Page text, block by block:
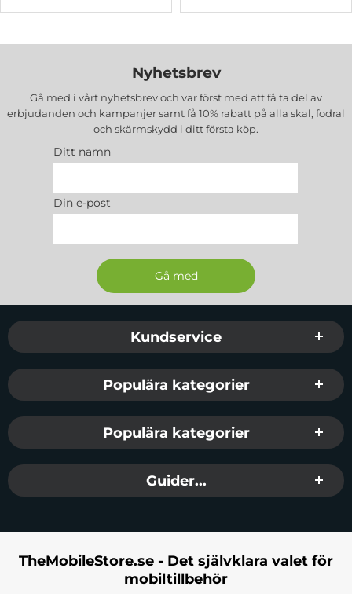
Nyhetsbrev
Gå med i vårt nyhetsbrev och var först med att få ta del av
erbjudanden och kampanjer samt få 10% rabatt på alla skal, fodral
och skärmskydd i ditt första köp.
Ditt namn
Din e-post
Sidfot Blandad info och länkar
Kundservice
Populära kategorier
Populära kategorier
Guider...
TheMobileStore.se - Det självklara valet för
mobiltillbehör